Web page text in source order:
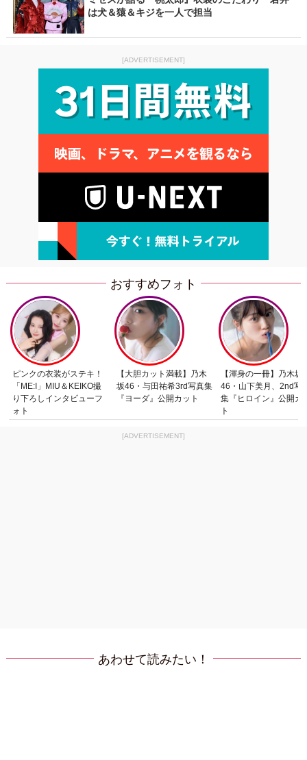
は犬＆猿＆キジを一人で担当
[ADVERTISEMENT]
おすすめフォト
ピンクの衣装がステキ！
「ME:I」MIU＆KEIKO撮
り下ろしインタビューフ
ォト
【大胆カット満載】乃木
坂46・与田祐希3rd写真集
『ヨーダ』公開カット
【渾身の一冊】乃木坂
46・山下美月、2nd写
集『ヒロイン』公開カ
ト
[ADVERTISEMENT]
あわせて読みたい！